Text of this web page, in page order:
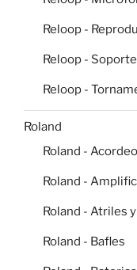
Reloop -
Reloop -
Reloop -
Roland
Roland -
Roland -
Roland - Atriles
Roland - Bafles